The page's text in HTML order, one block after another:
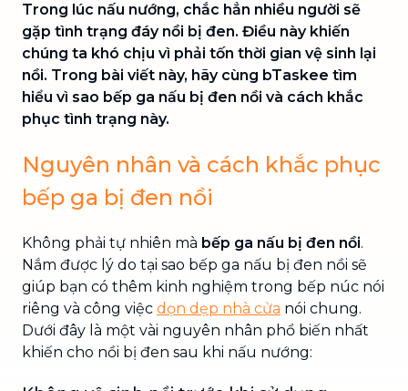
Trong lúc nấu nướng, chắc hẳn nhiều người sẽ
gặp tình trạng đáy nồi bị đen. Điều này khiến
chúng ta khó chịu vì phải tốn thời gian vệ sinh lại
nồi. Trong bài viết này, hãy cùng bTaskee tìm
hiểu vì sao bếp ga nấu bị đen nồi và cách khắc
phục tình trạng này.
Nguyên nhân và cách khắc phục
bếp ga bị đen nồi
Không phải tự nhiên mà bếp ga nấu bị đen nồi.
Nắm được lý do tại sao bếp ga nấu bị đen nồi sẽ
giúp bạn có thêm kinh nghiệm trong bếp núc nói
riêng và công việc dọn dẹp nhà cửa nói chung.
Dưới đây là một vài nguyên nhân phổ biến nhất
khiến cho nồi bị đen sau khi nấu nướng: